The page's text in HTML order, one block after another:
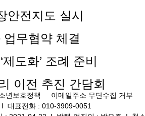
전지도 실시
무협약 체결
도화’ 조례 준비
이전 추진 간담회
년보호정책 이메일주소 무단수집 거부
Ι 대표전화 : 010-3909-0051